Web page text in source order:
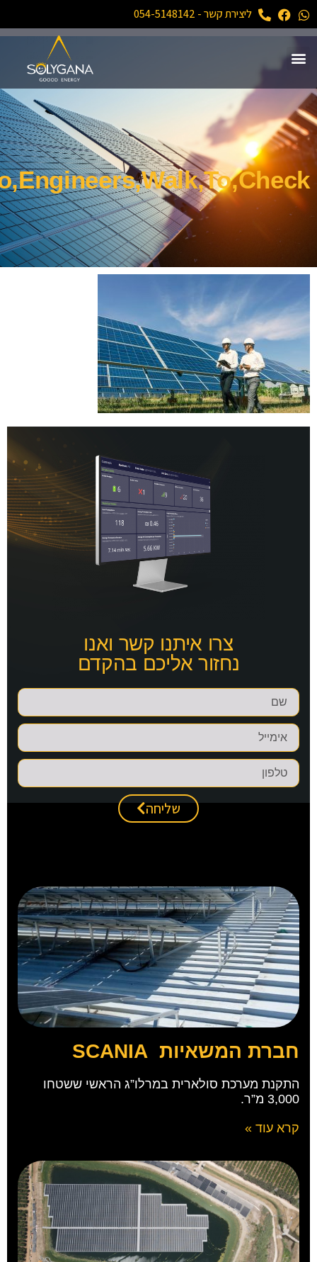
ליצירת קשר - 054-5148142
צרו איתנו קשר ואנו
נחזור אליכם בהקדם
שליחה
חברת המשאיות SCANIA
התקנת מערכת סולארית במרלו”ג הראשי ששטחו
3,000 מ”ר.
קרא עוד »